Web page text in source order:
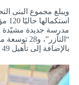
ويبلغ مجموع البنى
مدرسة جديدة مشيّدة
“التآزر”،
بالإضافة إلى تأهيل 49 مدرسة قائمة.